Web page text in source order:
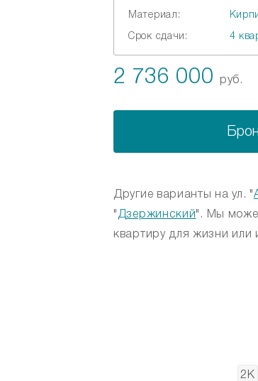
Материал:
Срок сдачи: 4
2 736 000 руб.
Другие варианты на ул. "
" Дзержинский ". Мы
квартиру для жизни
2К